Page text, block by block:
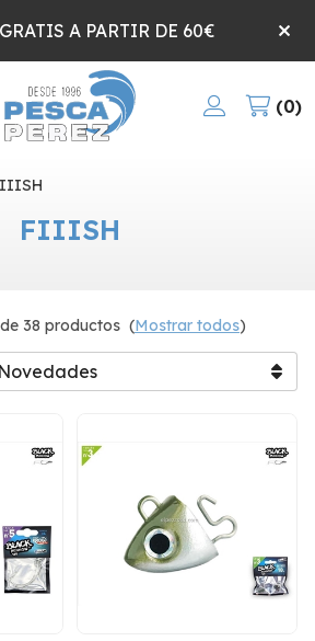
A PARTIR DE 60€
0
FIIISH
38 productos (Mostrar todos)